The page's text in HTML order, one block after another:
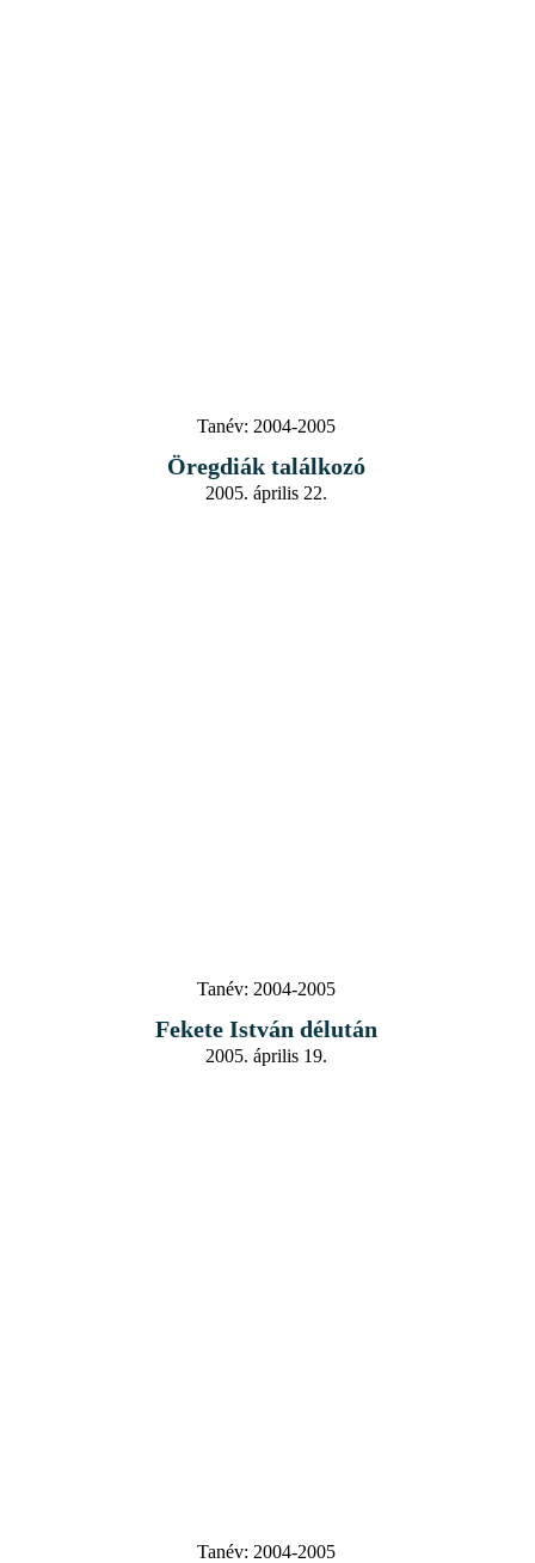
Tanév: 2004-2005
Öregdiák találkozó
2005. április 22.
Tanév: 2004-2005
Fekete István délután
2005. április 19.
Tanév: 2004-2005